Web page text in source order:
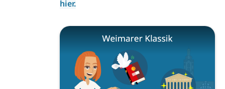
hier.